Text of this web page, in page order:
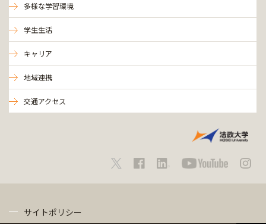
多様な学習環境
学生生活
キャリア
地域連携
交通アクセス
サイトポリシー